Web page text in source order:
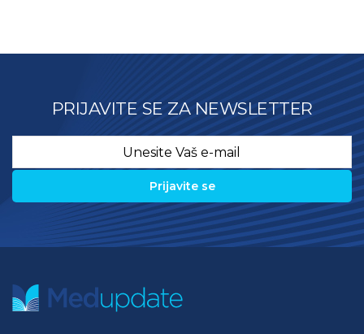
PRIJAVITE SE ZA NEWSLETTER